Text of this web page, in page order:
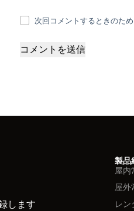
次回コメントするときのた
コメントを送信
します
製品
屋内
屋外
レン